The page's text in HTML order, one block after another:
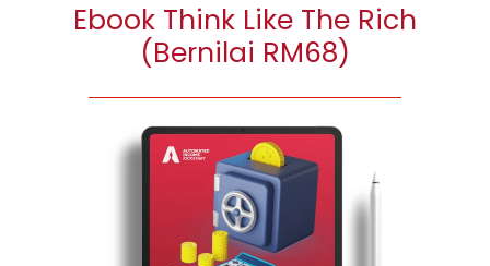
Ebook Think Like The Rich
(Bernilai RM68)